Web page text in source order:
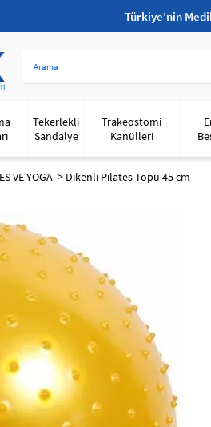
Türkiye'nin
Tekerlekli
Sandalye
Trakeostomi
Kanülleri
VE YOGA Dikenli Pilates Topu 45 cm